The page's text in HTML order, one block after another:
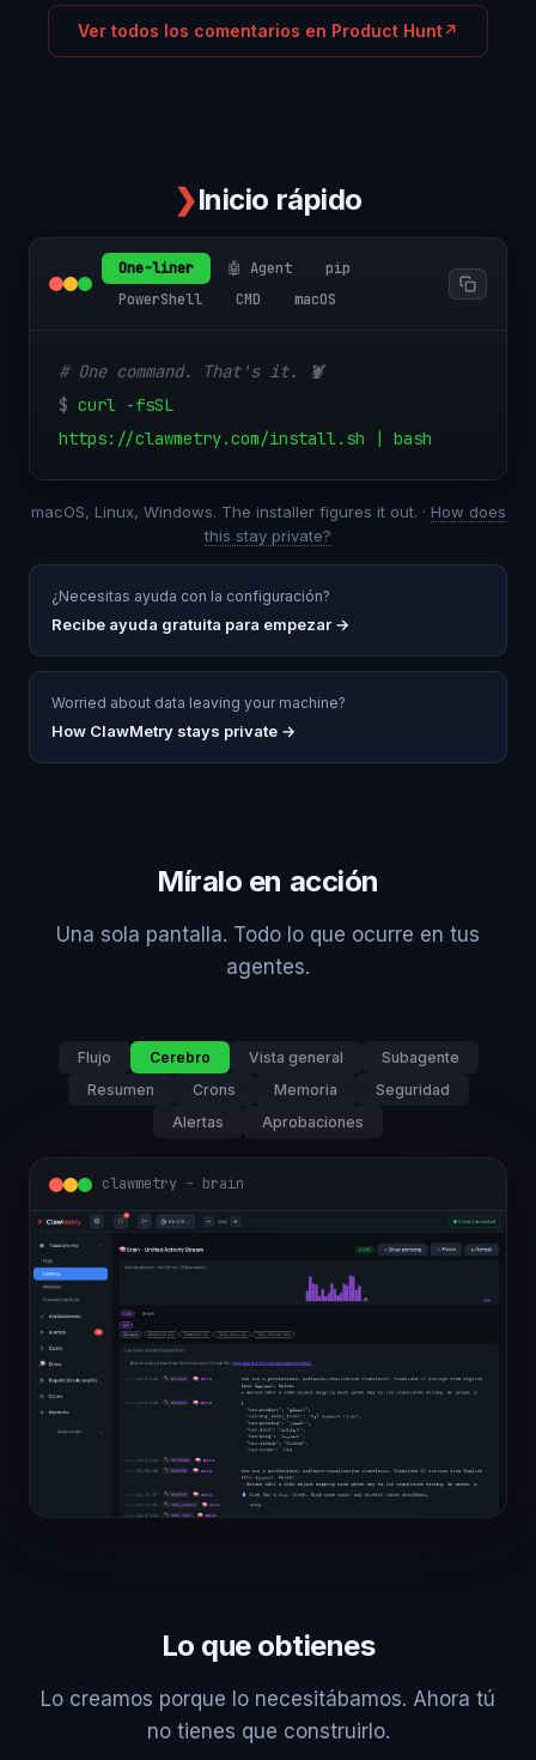
Ver todos los comentarios en Product Hunt↗
❯Inicio rápido
One-liner 🤖 Agent
pip
PowerShell
CMD macOS
# One command. That's it. 🦞
$ curl -fsSL
https://clawmetry.com/install.sh | bash
macOS, Linux, Windows. The installer figures it out. · How does
this stay private?
¿Necesitas ayuda con la configuración?
Recibe ayuda gratuita para empezar →
Worried about data leaving your machine?
How ClawMetry stays private →
Míralo en acción
Una sola pantalla. Todo lo que ocurre en tus
agentes.
Flujo Cerebro Vista general
Subagente
Resumen
Crons Memoria
Seguridad
Alertas
Aprobaciones
clawmetry - brain
Lo que obtienes
Lo creamos porque lo necesitábamos. Ahora tú
no tienes que construirlo.